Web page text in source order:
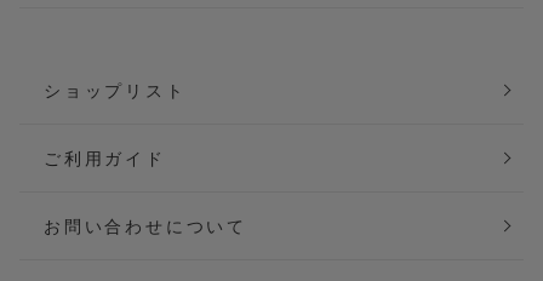
ショップリスト
ご利用ガイド
お問い合わせについて